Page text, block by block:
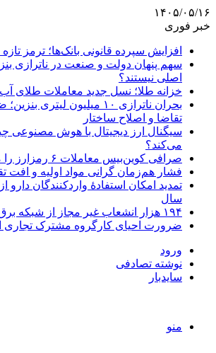
۱۴۰۵/۰۵/۱۶
خبر فوری
افزایش سپرده قانونی بانک‌ها؛ ترمز
سهم پنهان دولت و صنعت در ناترازی
اصلی نیستند؟
خزانه طلا؛ نسل جدید معاملات طلای
بحران ناترازی ۱۰ میلیون
تقاضا و اصلاح ساختار
سیگنال ارز دیجیتال با هوش مصنوعی
می‌کند؟
صرافی کوین‌بیس معاملات ۶ رمزارز را متوقف کرد
فشار هم‌زمان گرانی مواد اولیه و افت
تمدید امکان استفادۀ واردکنندگان دارو
سال
۱۹۴ هزار انشعاب غیر مجاز از شبکه برق جمع‌آوری شد
ضرورت احیای کارگروه مشترک تجاری
ورود
نوشته تصادفی
سایدبار
منو